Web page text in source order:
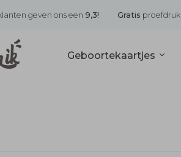
geven ons een 9,3! Gratis proefdruk
Geboortekaartjes